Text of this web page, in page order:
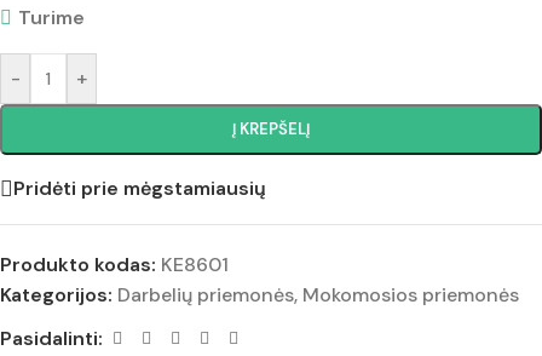
Turime
- +
Į KREPŠELĮ
Pridėti prie mėgstamiausių
Produkto kodas: KE8601
Kategorijos: Darbelių priemonės, Mokomosios priemonės
Pasidalinti: